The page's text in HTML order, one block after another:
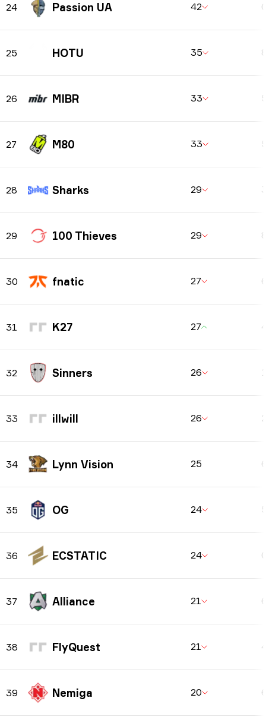
24 Passion UA 42
25 HOTU 35
26 MIBR 33
27 M80 33
28 Sharks 29
29 100 Thieves 29
30 fnatic 27
31 K27 27
32 Sinners 26
33 illwill 26
34 Lynn Vision 25
35 OG 24
36 ECSTATIC 24
37 Alliance 21
38 FlyQuest 21
39 Nemiga 20